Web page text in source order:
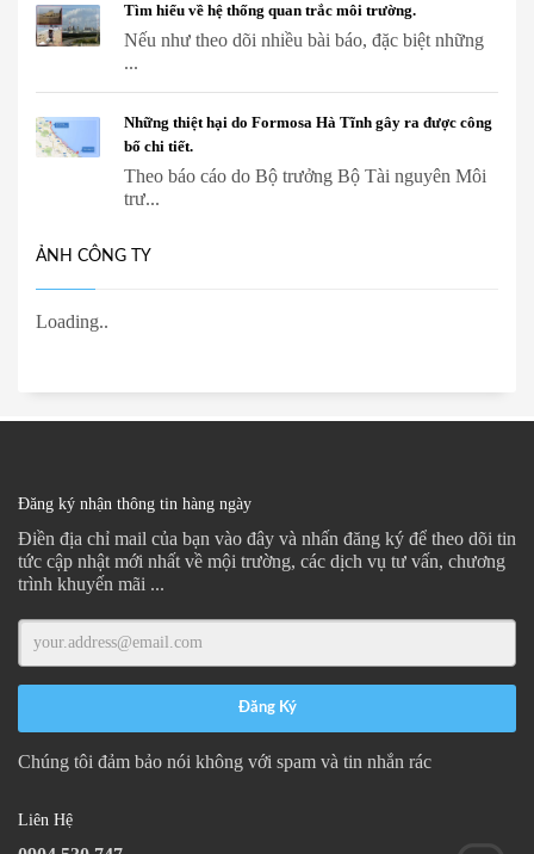
Tìm hiểu về hệ thống quan trắc môi trường.
Nếu như theo dõi nhiều bài báo, đặc biệt những
...
Những thiệt hại do Formosa Hà Tĩnh gây ra được công
bố chi tiết.
Theo báo cáo do Bộ trưởng Bộ Tài nguyên Môi
trư...
ẢNH CÔNG TY
Đăng ký nhận thông tin hàng ngày
Điền địa chỉ mail của bạn vào đây và nhấn đăng ký để theo dõi tin
tức cập nhật mới nhất về mội trường, các dịch vụ tư vấn, chương
trình khuyến mãi ...
Chúng tôi đảm bảo nói không với spam và tin nhắn rác
Liên Hệ